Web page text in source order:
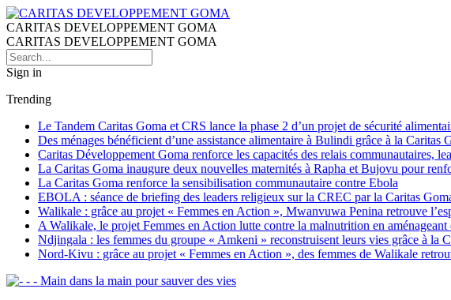
CARITAS DEVELOPPEMENT GOMA
CARITAS DEVELOPPEMENT GOMA
Sign in
Trending
Le Tandem Caritas Goma et CRS lance la phase 2 d’un projet de sécurité
Des ménages bénéficient d’une assistance alimentaire à Bulindi grâce à la Caritas
Caritas Développement Goma renforce les capacités des relais communautaires,
La Caritas Goma inaugure deux nouvelles maternités à Rapha et Bujovu pour
La Caritas Goma renforce la sensibilisation communautaire contre Ebola
EBOLA : séance de briefing des leaders religieux sur la CREC par la Caritas
Walikale : grâce au projet « Femmes en Action », Mwanvuwa Penina retrouve
A Walikale, le projet Femmes en Action lutte contre la malnutrition en aménageant
Ndjingala : les femmes du groupe « Amkeni » reconstruisent leurs vies grâce à la
Nord-Kivu : grâce au projet « Femmes en Action », des femmes de Walikale
- - Main dans la main pour sauver des vies